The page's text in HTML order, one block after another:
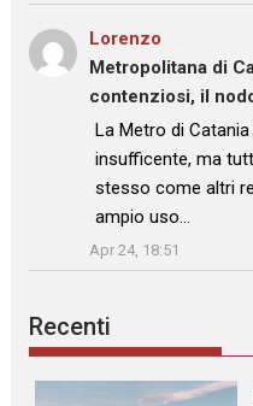
Lorenzo
Metropolitana di
contenziosi, il
: “La Metro di
insufficente, ma
stesso come altri
ampio uso…
”
Apr 24, 18:51
Recenti